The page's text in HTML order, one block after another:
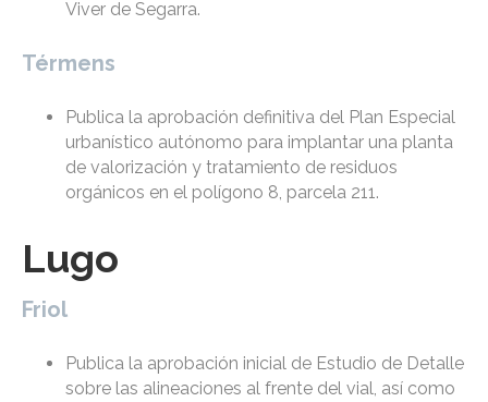
Viver de Segarra.
Térmens
Publica la aprobación definitiva del Plan Especial
urbanístico autónomo para implantar una planta
de valorización y tratamiento de residuos
orgánicos en el polígono 8, parcela 211.
Lugo
Friol
Publica la aprobación inicial de Estudio de Detalle
sobre las alineaciones al frente del vial, así como